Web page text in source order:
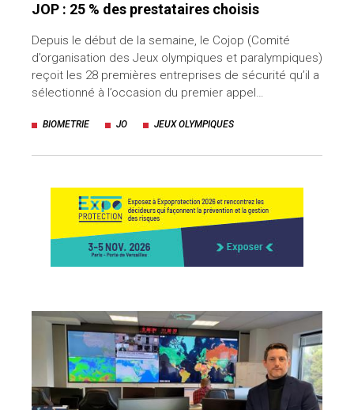
JOP : 25 % des prestataires choisis
Depuis le début de la semaine, le Cojop (Comité
d’organisation des Jeux olympiques et paralympiques)
reçoit les 28 premières entreprises de sécurité qu’il a
sélectionné à l’occasion du premier appel…
BIOMETRIE JO JEUX OLYMPIQUES